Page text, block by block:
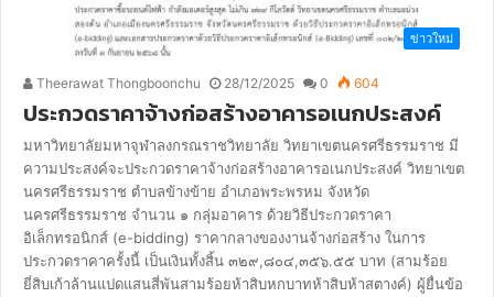
ข่าวใหม่
Theerawat Thongboonchu 28/12/2025 0 604
ประกวดราคาจ้างก่อสร้างอาคารอเนกประสงค์
มหาวิทยาลัยมหาจุฬาลงกรณราชวิทยาลัย วิทยาเขตนครศรีธรรมราช มี
ความประสงค์จะประกวดราคาจ้างก่อสร้างอาคารอเนกประสงค์ วิทยาเขต
นครศรีธรรมราช ตําบลข้างข้าย อําเภอพระพรหม จังหวัด
นครศรีธรรมราช จํานวน ๑ กลุ่มอาคาร ด้วยวิธีประกวดราคา
อิเล็กทรอนิกส์ (e-bidding) ราคากลางของงานจ้างก่อสร้าง ในการ
ประกวดราคาครั้งนี้ เป็นเงินทั้งสิ้น ๓๒๙,๘๐๔,๓๕๖.๕๕ บาท (สามร้อย
ยี่สิบเก้าล้านแปดแสนสี่พันสามร้อยห้าสิบหกบาทห้าสิบห้าสตางค์) ผู้ยื่นข้อ